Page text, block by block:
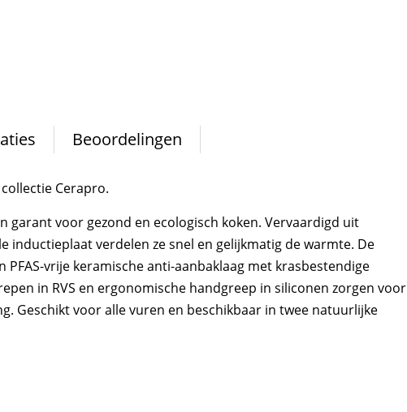
Beoordelingen
Cerapro.
garant voor gezond en ecologisch koken. Vervaardigd uit
inductieplaat verdelen ze snel en gelijkmatig de warmte. De
PFAS-vrije keramische anti-aanbaklaag met krasbestendige
in RVS en ergonomische handgreep in siliconen zorgen voor
Geschikt voor alle vuren en beschikbaar in twee natuurlijke